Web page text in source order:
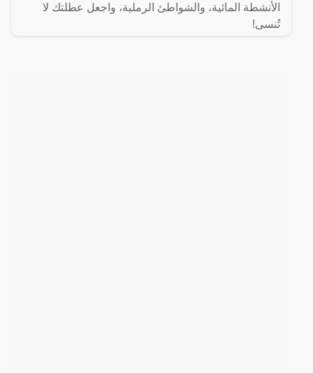
الأنشطة المائية، والشواطئ الرملية، واجعل عطلتك لا
تُنسى!